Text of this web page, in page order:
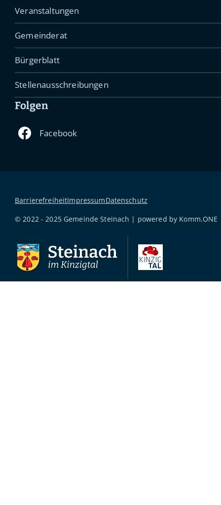
Veranstaltungen
Gemeinderat
Bürgerblatt
Stellenausschreibungen
Folgen
BarrierefreiheitImpressumDatenschutz
© 2022 - 2025 Gemeinde Steinach | powered by Komm.ONE